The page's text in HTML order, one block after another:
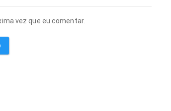
vez que eu comentar.